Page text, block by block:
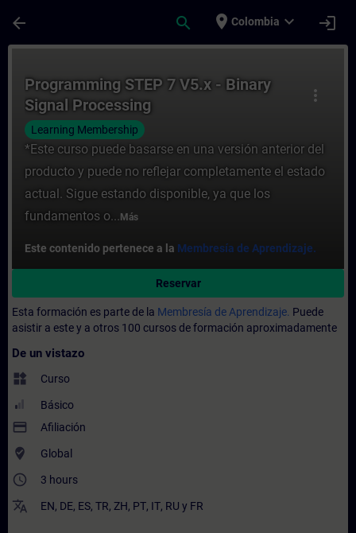
arrow_back search place Colombia expand_more login
more_vert
Programming STEP 7 V5.x - Binary
Signal Processing
Learning Membership
*Este curso puede basarse en una versión anterior del
producto y puede no reflejar completamente el estado
actual. Sigue estando disponible, ya que los
fundamentos o... Más
Este contenido pertenece a la Membresía de Aprendizaje.
Reservar
Esta formación es parte de la Membresía de Aprendizaje. Puede
asistir a este y a otros 100 cursos de formación aproximadamente
De un vistazo
widgets Curso
Básico
payment Afiliación
where_to_vote Global
access_time 3 hours
translate EN, DE, ES, TR, ZH, PT, IT, RU y FR